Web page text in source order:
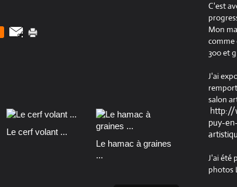
Le cerf volant ...
Le hamac à graines
...
C'est
Mon
comme
300 et
J'ai
salon
http://
puy-
J'ai été
photos